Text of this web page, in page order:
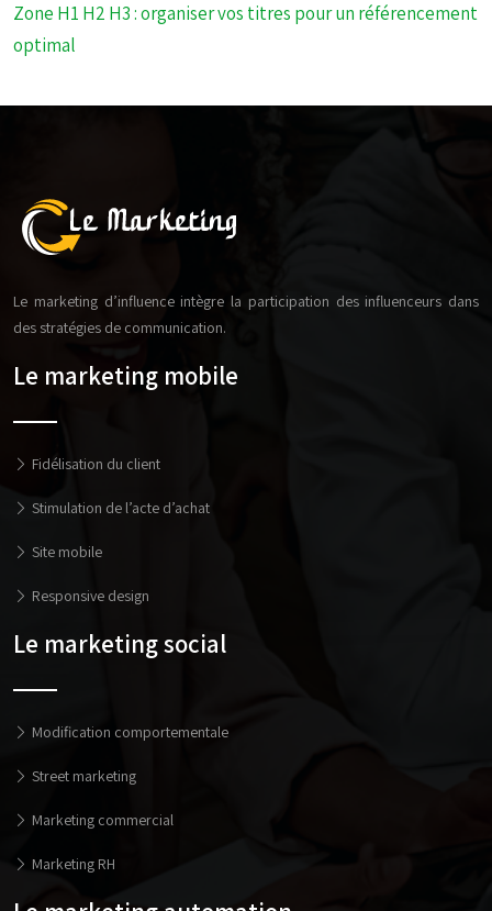
Zone H1 H2 H3 : organiser vos titres pour un référencement
optimal
Le marketing d’influence intègre la participation des influenceurs dans
des stratégies de communication.
Le marketing mobile
Fidélisation du client
Stimulation de l’acte d’achat
Site mobile
Responsive design
Le marketing social
Modification comportementale
Street marketing
Marketing commercial
Marketing RH